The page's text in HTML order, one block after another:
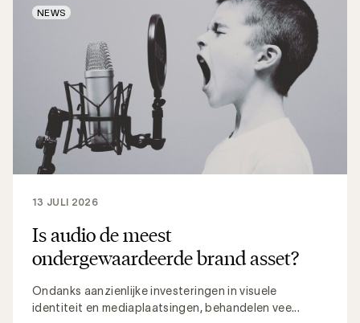
Is audio de meest
ondergewaardeerde brand asset?
Ondanks aanzienlijke investeringen in visuele
identiteit en mediaplaatsingen, behandelen vee...
13 JULI 2026
NEWS